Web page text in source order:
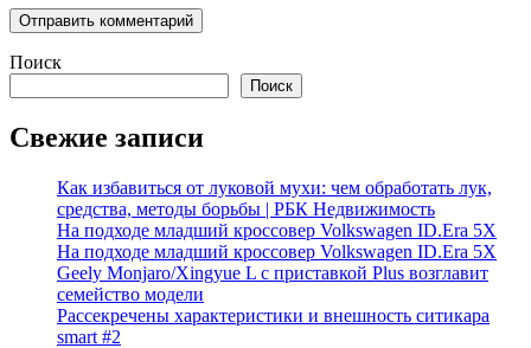
Поиск
Поиск
Свежие записи
Как избавиться от луковой мухи: чем обработать лук,
средства, методы борьбы | РБК Недвижимость
На подходе младший кроссовер Volkswagen ID.Era 5X
На подходе младший кроссовер Volkswagen ID.Era 5X
Geely Monjaro/Xingyue L с приставкой Plus возглавит
семейство модели
Рассекречены характеристики и внешность ситикара
smart #2